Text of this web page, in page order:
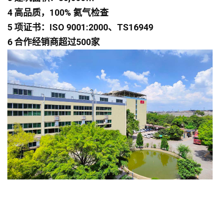
4 高品质，100% 氦气检查
5 项证书：ISO 9001:2000、TS16949
6 合作经销商超过500家